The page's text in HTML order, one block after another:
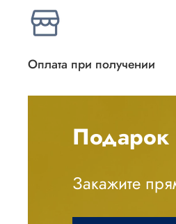
Оплата при получении
Закажите